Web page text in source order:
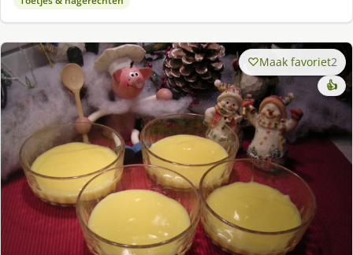
Maak favoriet2
👍